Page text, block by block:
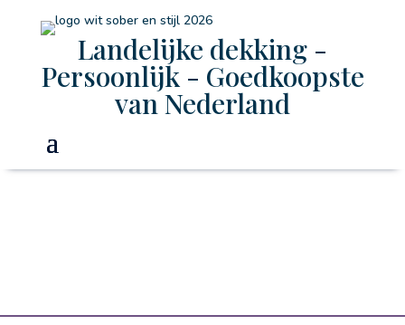
Landelijke dekking -
Persoonlijk - Goedkoopste
van Nederland